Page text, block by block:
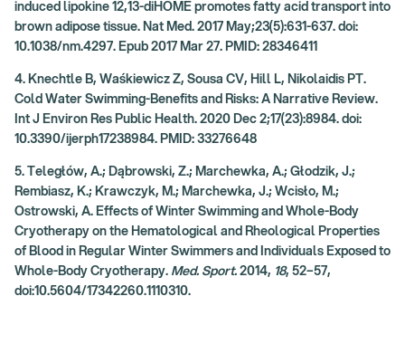
induced lipokine 12,13-diHOME promotes fatty acid transport into
brown adipose tissue. Nat Med. 2017 May;23(5):631-637. doi:
10.1038/nm.4297. Epub 2017 Mar 27. PMID: 28346411
4. Knechtle B, Waśkiewicz Z, Sousa CV, Hill L, Nikolaidis PT.
Cold Water Swimming-Benefits and Risks: A Narrative Review.
Int J Environ Res Public Health. 2020 Dec 2;17(23):8984. doi:
10.3390/ijerph17238984. PMID: 33276648
5. Teległów, A.; Dąbrowski, Z.; Marchewka, A.; Głodzik, J.;
Rembiasz, K.; Krawczyk, M.; Marchewka, J.; Wcisło, M.;
Ostrowski, A. Effects of Winter Swimming and Whole-Body
Cryotherapy on the Hematological and Rheological Properties
of Blood in Regular Winter Swimmers and Individuals Exposed to
Whole-Body Cryotherapy. Med. Sport. 2014, 18, 52–57,
doi:10.5604/17342260.1110310.